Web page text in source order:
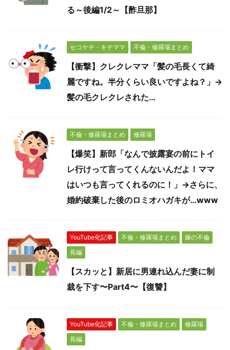
る～後編1/2～【酢旦那】
セコケチ・キチママ 不倫・修羅場まとめ
【衝撃】クレクレママ「髪の毛長くて綺
麗ですね。半分くらい良いですよね？」→
髪の毛クレクレされた…
不倫・修羅場まとめ 修羅場
【爆笑】新郎「なんで披露宴の前にトイ
レ行けって言ってくんないんだよ！ママ
はいつも言ってくれるのに！」→さらに、
婚約破棄した後のロミオハガキが…www
YouTube化記事 不倫・修羅場まとめ
嫁の不倫
長編
【スカッと】新居に男連れ込んだ妻に制
裁を下す〜Part4〜【復讐】
YouTube化記事 不倫・修羅場まとめ
修羅場
長編